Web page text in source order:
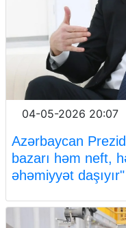
04-05-2026 20:07
Azərbaycan
bazarı həm neft,
əhəmiyyət daşıyır"